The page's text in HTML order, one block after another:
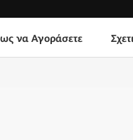
να Αγοράσετε